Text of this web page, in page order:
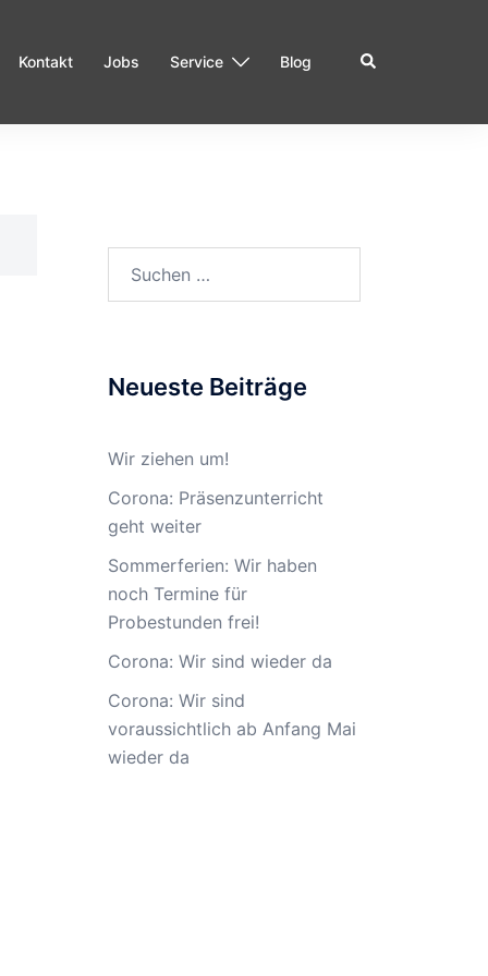
Kontakt Jobs Service Blog Suche
nach:
Neueste Beiträge
Wir ziehen um!
Corona: Präsenzunterricht
geht weiter
Sommerferien: Wir haben
noch Termine für
Probestunden frei!
Corona: Wir sind wieder da
Corona: Wir sind
voraussichtlich ab Anfang Mai
wieder da